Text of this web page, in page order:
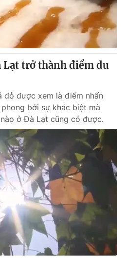
Infographic
Shorts video
VTV Thể thao
Bất động sản
Tấm lòng Việt
Vươn mình bằng AI
Lạt trở thành điểm du
đỏ được xem là điểm nhấn
bởi sự khác biệt mà
ở Đà Lạt cũng có được.